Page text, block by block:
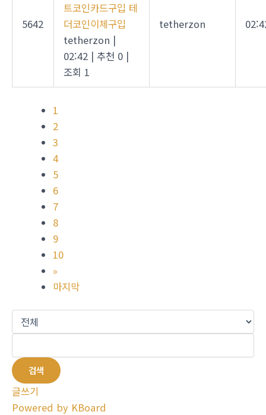
5642
트코인카드구입 테
더코인이체구입
tetherzon |
02:42 | 추천 0 |
조회 1
tetherzon
1
2
3
4
5
6
7
8
9
10
»
마지막
검색
글쓰기
Powered by KBoard